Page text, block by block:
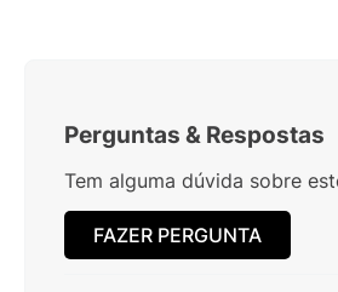
Perguntas & Respostas
Tem alguma dúvida sobre
FAZER PERGUNTA